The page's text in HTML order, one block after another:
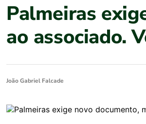
Palmeiras
ao associado.
João Gabriel Falcade